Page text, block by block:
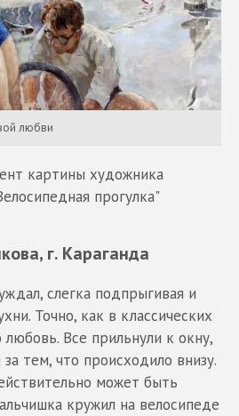
любви
картины художника
прогулка"
г. Караганда
слегка подпрыгивая и
Точно, как в классических
Все прильнули к окну,
тем, что происходило внизу.
может быть
кружил на велосипеде